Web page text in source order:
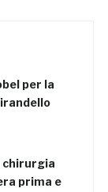
per la
chirurgia
prima e